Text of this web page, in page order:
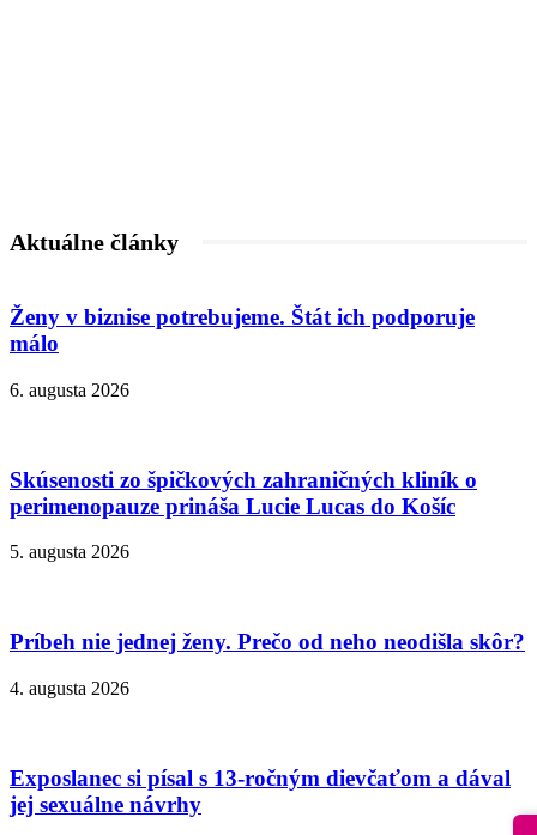
Aktuálne články
Ženy v biznise potrebujeme. Štát ich podporuje
málo
6. augusta 2026
Skúsenosti zo špičkových zahraničných kliník o
perimenopauze prináša Lucie Lucas do Košíc
5. augusta 2026
Príbeh nie jednej ženy. Prečo od neho neodišla skôr?
4. augusta 2026
Exposlanec si písal s 13-ročným dievčaťom a dával
jej sexuálne návrhy